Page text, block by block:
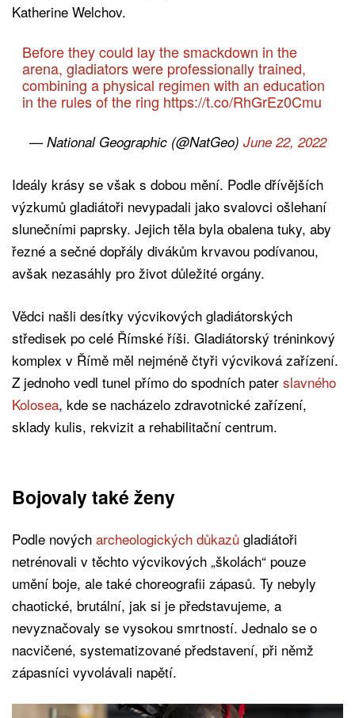
Katherine Welchov.
Before they could lay the smackdown in the
arena, gladiators were professionally trained,
combining a physical regimen with an education
in the rules of the ring https://t.co/RhGrEz0Cmu
— National Geographic (@NatGeo) June 22, 2022
Ideály krásy se však s dobou mění. Podle dřívějších
výzkumů gladiátoři nevypadali jako svalovci ošlehaní
slunečními paprsky. Jejich těla byla obalena tuky, aby
řezné a sečné dopřály divákům krvavou podívanou,
avšak nezasáhly pro život důležité orgány.
Vědci našli desítky výcvikových gladiátorských
středisek po celé Římské říši. Gladiátorský tréninkový
komplex v Římě měl nejméně čtyři výcviková zařízení.
Z jednoho vedl tunel přímo do spodních pater slavného
Kolosea, kde se nacházelo zdravotnické zařízení,
sklady kulis, rekvizit a rehabilitační centrum.
Bojovaly také ženy
Podle nových archeologických důkazů gladiátoři
netrénovali v těchto výcvikových „školách“ pouze
umění boje, ale také choreografii zápasů. Ty nebyly
chaotické, brutální, jak si je představujeme, a
nevyznačovaly se vysokou smrtností. Jednalo se o
nacvičené, systematizované představení, při němž
zápasníci vyvolávali napětí.